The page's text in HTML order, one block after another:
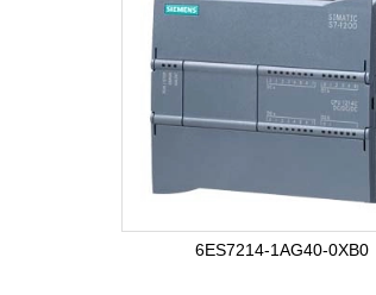
6ES7214-1AG40-0XB0